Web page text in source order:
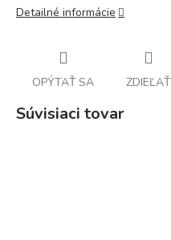
Detailné informácie
OPÝTAŤ SA ZDIEĽAŤ
Súvisiaci tovar